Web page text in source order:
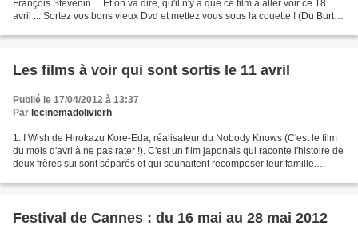
François Stévenin ... Et on va dire, qu'il n'y a que ce film à aller voir ce 18
avril ... Sortez vos bons vieux Dvd et mettez vous sous la couette ! (Du Burton
Les films à voir qui sont sortis le 11 avril
Publié le 17/04/2012 à 13:37
Par lecinemadolivierh
1. I Wish de Hirokazu Kore-Eda, réalisateur du Nobody Knows (C'est le film
du mois d'avri à ne pas rater !). C'est un film japonais qui raconte l'histoire de
deux frères sui sont séparés et qui souhaitent recomposer leur famille.
Festival de Cannes : du 16 mai au 28 mai 2012